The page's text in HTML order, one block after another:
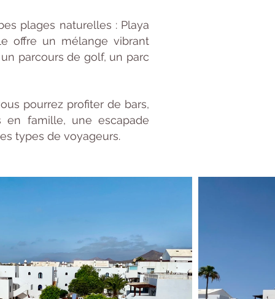
plages naturelles : Playa
offre un mélange vibrant
parcours de golf, un parc
pourrez profiter de bars,
en famille, une escapade
types de voyageurs.